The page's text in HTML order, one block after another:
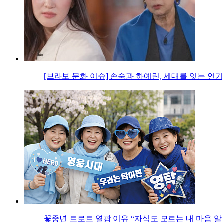
[브라보 문화 이슈] 손숙과 하예린, 세대를 잇는 연
꽃중년 트로트 열광 이유 “자식도 모르는 내 마음